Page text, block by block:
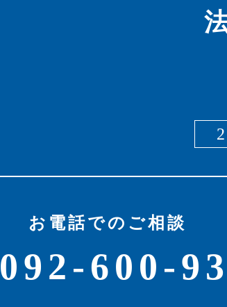
お電話でのご相談
092-600-